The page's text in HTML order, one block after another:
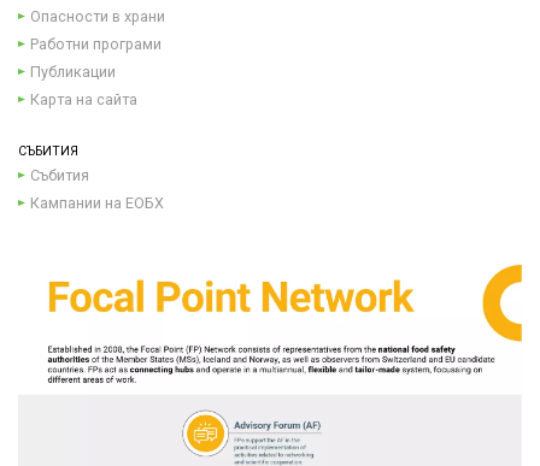
Опасности в храни
Работни програми
Публикации
Карта на сайта
СЪБИТИЯ
Събития
Кампании на ЕОБХ